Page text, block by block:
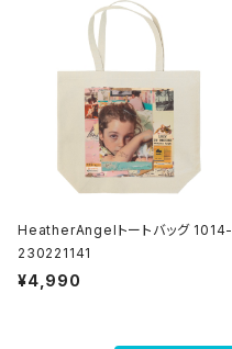
HeatherAngelトートバッグ 1014-
230221141
¥4,990